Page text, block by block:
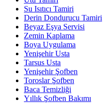
Su Isıtıcı Tamiri
Derin Dondurucu Tamiri
Beyaz Eşya Servisi
Zemin Kaplama
Boya Uygulama
Yenişehir Usta
Tarsus Usta
Yenişehir Şofben
Toroslar Şofben
Baca Temizliği
Yıllık Şofben Bakımı